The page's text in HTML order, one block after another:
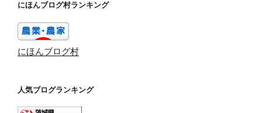
にほんブログ村ランキング
にほんブログ村
人気ブログランキング